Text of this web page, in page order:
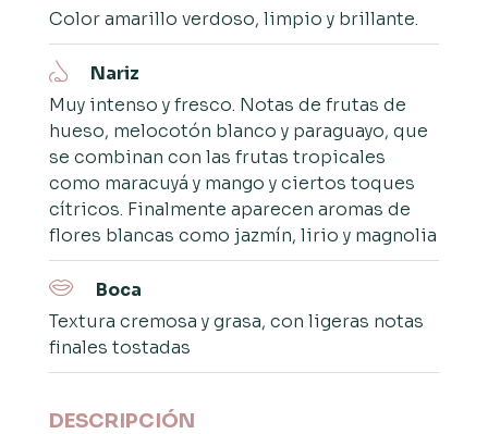
Color amarillo verdoso, limpio y brillante.
Nariz
Muy intenso y fresco. Notas de frutas de
hueso, melocotón blanco y paraguayo, que
se combinan con las frutas tropicales
como maracuyá y mango y ciertos toques
cítricos. Finalmente aparecen aromas de
flores blancas como jazmín, lirio y magnolia
Boca
Textura cremosa y grasa, con ligeras notas
finales tostadas
DESCRIPCIÓN